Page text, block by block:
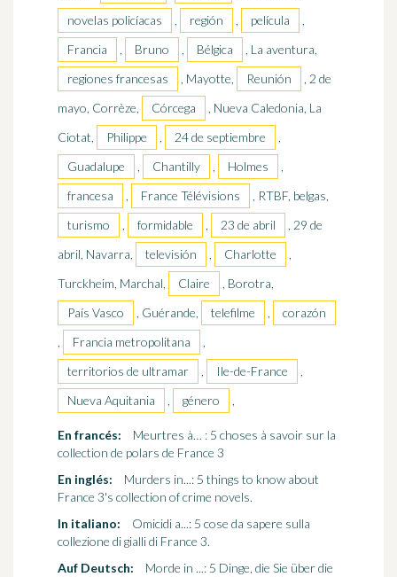
novelas policíacas
, región , película
,
Francia
, Bruno , Bélgica
, La aventura,
regiones francesas
, Mayotte, Reunión
, 2 de
mayo, Corrèze,
Córcega
, Nueva Caledonia, La
Ciotat,
Philippe , 24 de septiembre
,
Guadalupe
, Chantilly , Holmes
,
francesa
, France Télévisions
, RTBF, belgas,
turismo
, formidable , 23 de abril
, 29 de
abril, Navarra,
televisión , Charlotte
,
Turckheim, Marchal,
Claire
, Borotra,
País Vasco
, Guérande, telefilme ,
corazón
,
Francia metropolitana
,
territorios de ultramar
, Ile-de-France
,
Nueva Aquitania
, género ,
En francés:
Meurtres à… : 5 choses à savoir sur la
collection de polars de France 3
En inglés:
Murders in...: 5 things to know about
France 3's collection of crime novels.
In italiano:
Omicidi a...: 5 cose da sapere sulla
collezione di gialli di France 3.
Auf Deutsch:
Morde in ...: 5 Dinge, die Sie über die